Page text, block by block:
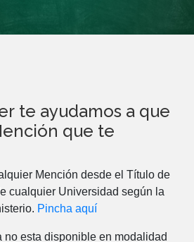
te ayudamos a que
que te
Mención desde el Título de
cualquier Universidad según la
Pincha aquí
no esta disponible en modalidad